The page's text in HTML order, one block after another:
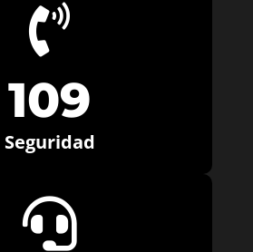

109
Seguridad
